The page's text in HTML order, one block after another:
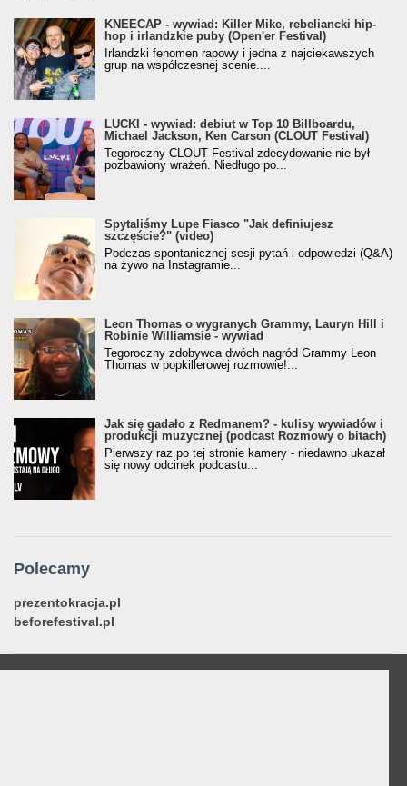
KNEECAP - wywiad: Killer Mike, rebeliancki hip-
hop i irlandzkie puby (Open'er Festival)
Irlandzki fenomen rapowy i jedna z najciekawszych
grup na współczesnej scenie....
LUCKI - wywiad: debiut w Top 10 Billboardu,
Michael Jackson, Ken Carson (CLOUT Festival)
Tegoroczny CLOUT Festival zdecydowanie nie był
pozbawiony wrażeń. Niedługo po...
Spytaliśmy Lupe Fiasco "Jak definiujesz
szczęście?" (video)
Podczas spontanicznej sesji pytań i odpowiedzi (Q&A)
na żywo na Instagramie...
Leon Thomas o wygranych Grammy, Lauryn Hill i
Robinie Williamsie - wywiad
Tegoroczny zdobywca dwóch nagród Grammy Leon
Thomas w popkillerowej rozmowie!...
Jak się gadało z Redmanem? - kulisy wywiadów i
produkcji muzycznej (podcast Rozmowy o bitach)
Pierwszy raz po tej stronie kamery - niedawno ukazał
się nowy odcinek podcastu...
Polecamy
prezentokracja.pl
beforefestival.pl